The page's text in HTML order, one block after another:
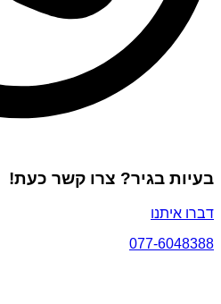
בעיות בגיר? צרו קשר כעת!
דברו איתנו
077-6048388